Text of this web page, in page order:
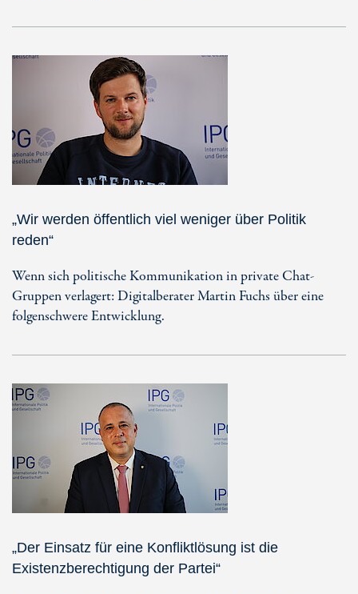
„Wir werden öffentlich viel weniger über Politik
reden“
Wenn sich politische Kommunikation in private Chat-
Gruppen verlagert: Digitalberater Martin Fuchs über eine
folgenschwere Entwicklung.
„Der Einsatz für eine Konfliktlösung ist die
Existenzberechtigung der Partei“